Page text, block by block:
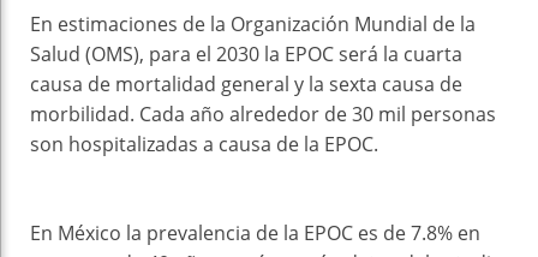
En estimaciones de la Organización Mundial de la
Salud (OMS), para el 2030 la EPOC será la cuarta
causa de mortalidad general y la sexta causa de
morbilidad. Cada año alrededor de 30 mil personas
son hospitalizadas a causa de la EPOC.
En México la prevalencia de la EPOC es de 7.8% en